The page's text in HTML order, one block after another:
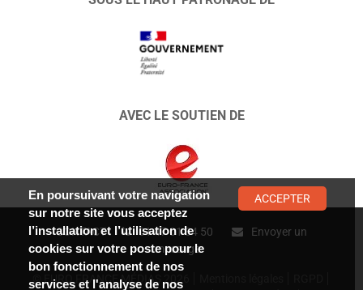
AVEC LE SOUTIEN DE
CONTACT : 01 47 01 34 50
Envoyer un
message
© EURO FRANCE MÉDIAS 2026
En poursuivant votre navigation
sur notre site vous acceptez
l’installation et l’utilisation de
cookies sur votre poste pour le
bon fonctionnement de nos
services et l'analyse de nos
ACCEPTER